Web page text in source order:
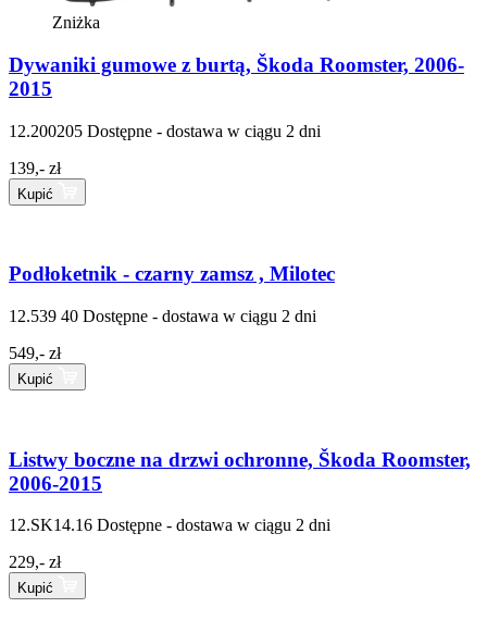
Zniżka
Dywaniki gumowe z burtą, Škoda Roomster, 2006-
2015
12.200205 Dostępne - dostawa w ciągu 2 dni
139,- zł
Kupić
Podłoketnik - czarny zamsz , Milotec
12.539 40 Dostępne - dostawa w ciągu 2 dni
549,- zł
Kupić
Listwy boczne na drzwi ochronne, Škoda Roomster,
2006-2015
12.SK14.16 Dostępne - dostawa w ciągu 2 dni
229,- zł
Kupić